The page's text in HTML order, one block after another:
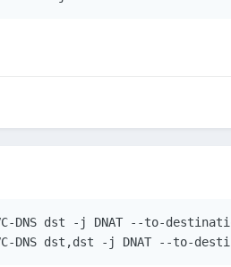
DNS dst -j DNAT --to-
DNS dst,dst -j DNAT --to-